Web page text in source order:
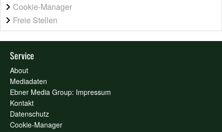
Cookie-Manager
Freie Stellen
Service
About
Mediadaten
Ebner Media Group: Impressum
Kontakt
Datenschutz
Cookie-Manager